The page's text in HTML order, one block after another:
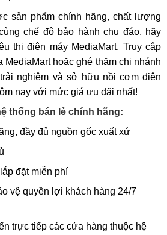
sản phẩm chính hãng, chất lượng
chế độ bảo hành chu đáo, hãy
thị điện máy MediaMart. Truy cập
MediaMart hoặc ghé thăm chi nhánh
nghiệm và sở hữu nồi cơm điện
nay với mức giá ưu đãi nhất!
thống bán lẻ chính hãng:
đầy đủ nguồn gốc xuất xứ
đặt miễn phí
vệ quyền lợi khách hàng 24/7
trực tiếp các cửa hàng thuộc hệ